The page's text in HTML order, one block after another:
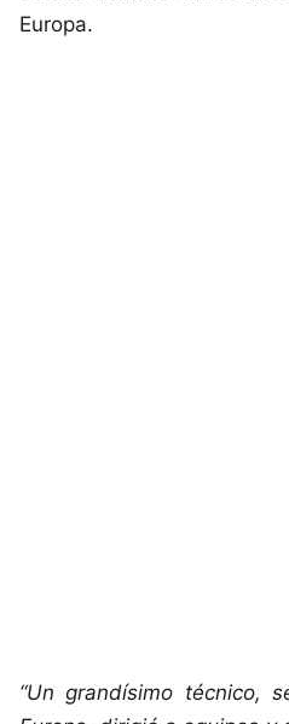
Europa.
“Un grandísimo técnico,